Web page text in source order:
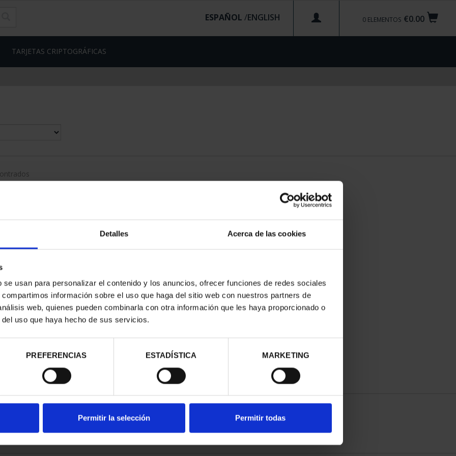
Detalles Acerca de las cookies
usan para personalizar el contenido y los anuncios, ofrecer funciones de redes sociales
información sobre el uso que haga del sitio web con nuestros partners de
web, quienes pueden combinarla con otra información que les haya proporcionado o
uso que haya hecho de sus servicios.
PREFERENCIAS ESTADÍSTICA MARKETING
Permitir la selección Permitir todas
€0.00
0 ELEMENTOS
ESPAÑOL /
TARJETAS CRIPTOGRÁFICAS
-